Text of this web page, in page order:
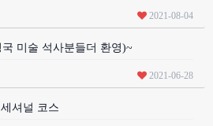
2021-08-04
미술 석사분들더 환영)~
2021-06-28
셔널 코스